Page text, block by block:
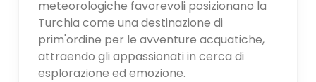
meteorologiche favorevoli posizionano la
Turchia come una destinazione di
prim'ordine per le avventure acquatiche,
attraendo gli appassionati in cerca di
esplorazione ed emozione.